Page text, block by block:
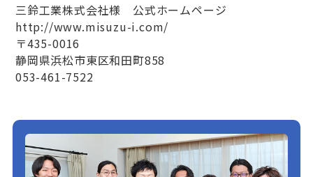
三鈴工業株式会社様 公式ホームページ
http://www.misuzu-i.com/
〒435-0016
静岡県浜松市東区和田町858
053-461-7522